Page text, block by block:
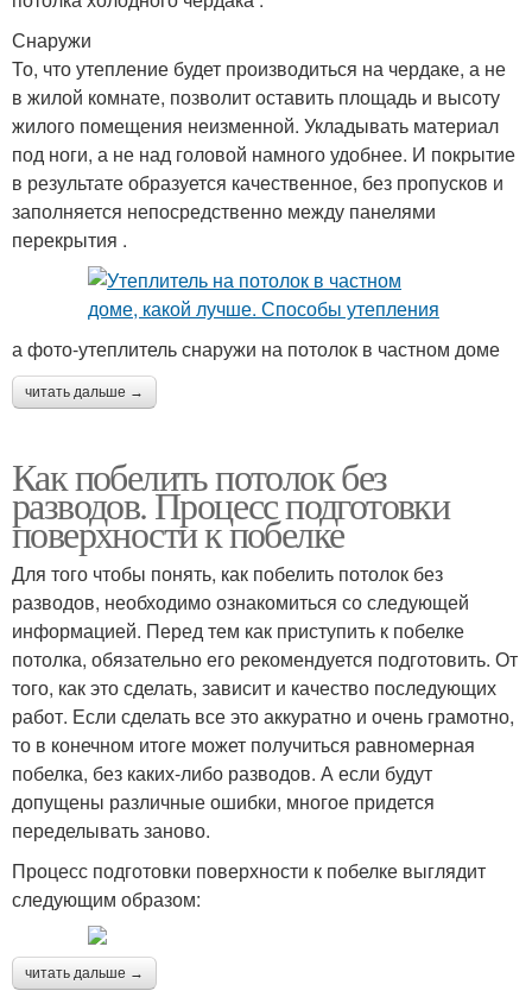
Снаружи
То, что утепление будет производиться на чердаке, а не
в жилой комнате, позволит оставить площадь и высоту
жилого помещения неизменной. Укладывать материал
под ноги, а не над головой намного удобнее. И покрытие
в результате образуется качественное, без пропусков и
заполняется непосредственно между панелями
перекрытия .
а фото-утеплитель снаружи на потолок в частном доме
читать дальше →
Как побелить потолок без
разводов. Процесс подготовки
поверхности к побелке
Для того чтобы понять, как побелить потолок без
разводов, необходимо ознакомиться со следующей
информацией. Перед тем как приступить к побелке
потолка, обязательно его рекомендуется подготовить. От
того, как это сделать, зависит и качество последующих
работ. Если сделать все это аккуратно и очень грамотно,
то в конечном итоге может получиться равномерная
побелка, без каких-либо разводов. А если будут
допущены различные ошибки, многое придется
переделывать заново.
Процесс подготовки поверхности к побелке выглядит
следующим образом:
читать дальше →